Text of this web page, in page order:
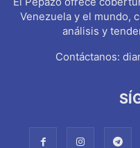
Venezuela y el mundo,
análisis y
Contáctanos: